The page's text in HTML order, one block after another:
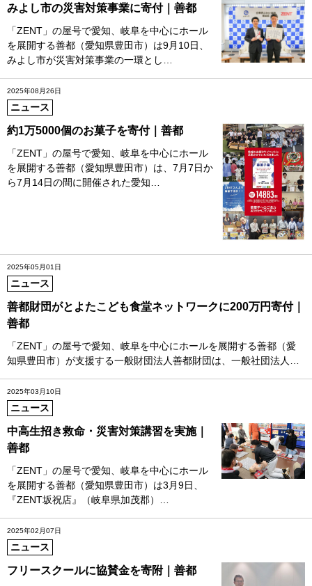
みよし市の災害対策事業に寄付｜善都
「ZENT」の屋号で愛知、岐阜を中心にホール
を展開する善都（愛知県豊田市）は9月10日、
みよし市が災害対策事業の一環とし…
2025年08月26日
ニュース
約1万5000個のお菓子を寄付｜善都
「ZENT」の屋号で愛知、岐阜を中心にホール
を展開する善都（愛知県豊田市）は、7月7日か
ら7月14日の間に開催された愛知…
2025年05月01日
ニュース
善都財団がとよたこども食堂ネットワークに200万円寄付｜
善都
「ZENT」の屋号で愛知、岐阜を中心にホールを展開する善都（愛
知県豊田市）が支援する一般財団法人善都財団は、一般社団法人…
2025年03月10日
ニュース
中高生招き救命・災害対策講習を実施｜
善都
「ZENT」の屋号で愛知、岐阜を中心にホール
を展開する善都（愛知県豊田市）は3月9日、
『ZENT坂祝店』（岐阜県加茂郡）…
2025年02月07日
ニュース
フリースクールに協賛金を寄附｜善都